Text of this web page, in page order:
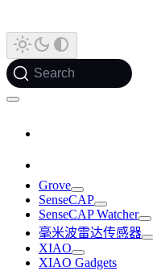
Search
Grove
SenseCAP
SenseCAP Watcher
毫米波雷达传感器
XIAO
XIAO Gadgets